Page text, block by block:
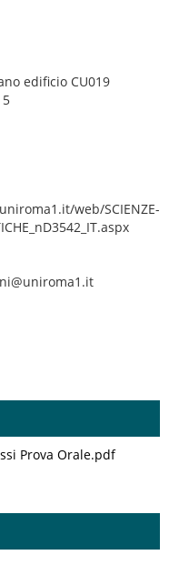
edificio CU019
5
web/SCIENZE-
Prova Orale.pdf